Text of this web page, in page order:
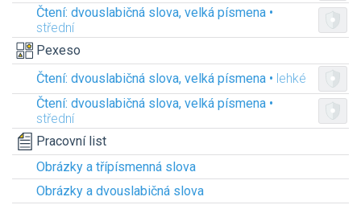
Čtení: dvouslabičná slova, velká písmena •
střední
Pexeso
Čtení: dvouslabičná slova, velká písmena • lehké
Čtení: dvouslabičná slova, velká písmena •
střední
Pracovní list
Obrázky a třípísmenná slova
Obrázky a dvouslabičná slova